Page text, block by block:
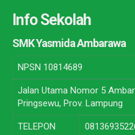
Info Sekolah
SMK Yasmida Ambarawa
NPSN 10814689
Jalan Utama Nomor 5
Pringsewu, Prov. Lampung
TELEPON